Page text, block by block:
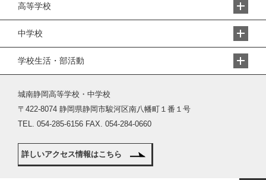
高等学校
中学校
学校生活・部活動
城南静岡高等学校・中学校
〒422-8074 静岡県静岡市駿河区南八幡町１番１号
TEL. 054-285-6156 FAX. 054-284-0660
詳しいアクセス情報はこちら